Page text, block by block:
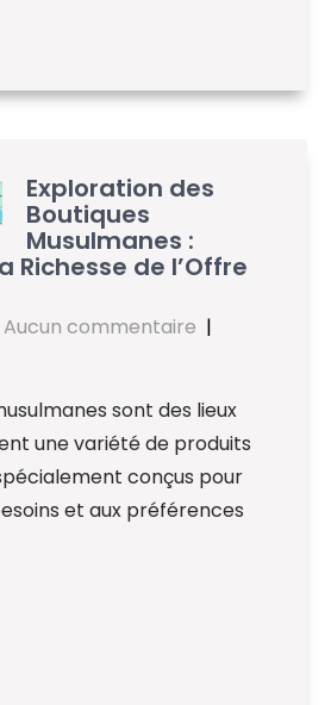
Exploration des
Boutiques
Musulmanes :
Richesse de l’Offre
Aucun commentaire |
sont des lieux
une variété de produits
conçus pour
et aux préférences